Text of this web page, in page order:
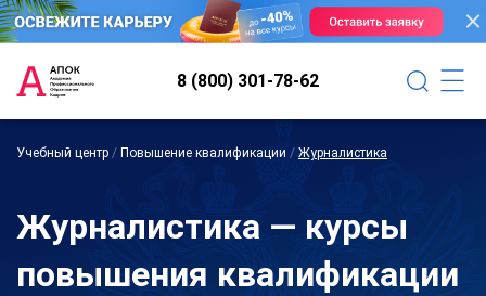
8 (800) 301-78-62
Учебный центр / Повышение квалификации / Журналистика
Журналистика — курсы
повышения квалификации